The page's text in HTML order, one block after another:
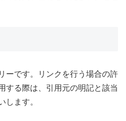
ーです。リンクを行う場合の許
する際は、引用元の明記と該当
します。